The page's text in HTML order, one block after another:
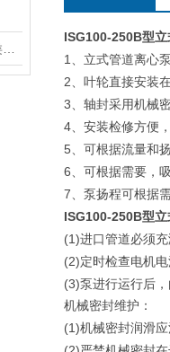
ISG100-250B型
1 、立式管道离心
2、叶轮直接安装
3、轴封采用机械
4、安装检修方便
5、可根据流量和
6、可根据需要，
7、泵扬程可根据
ISG100-250B型立
(1)进口管道必须
(2)定时检查电机
(3)泵进行运行后
机械密封维护：
(1)机械密封润滑